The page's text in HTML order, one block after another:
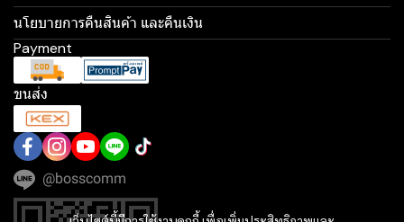
นโยบายการคืนสินค้า และคืนเงิน
Payment
ขนส่ง
@bosscomm